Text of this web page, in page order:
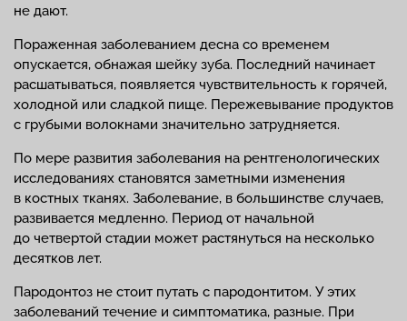
не дают.
Пораженная заболеванием десна со временем
опускается, обнажая шейку зуба. Последний начинает
расшатываться, появляется чувствительность к горячей,
холодной или сладкой пище. Пережевывание продуктов
с грубыми волокнами значительно затрудняется.
По мере развития заболевания на рентгенологических
исследованиях становятся заметными изменения
в костных тканях. Заболевание, в большинстве случаев,
развивается медленно. Период от начальной
до четвертой стадии может растянуться на несколько
десятков лет.
Пародонтоз не стоит путать с пародонтитом. У этих
заболеваний течение и симптоматика, разные. При